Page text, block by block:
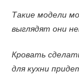
Такие модели
выглядят они
Кровать
для кухни